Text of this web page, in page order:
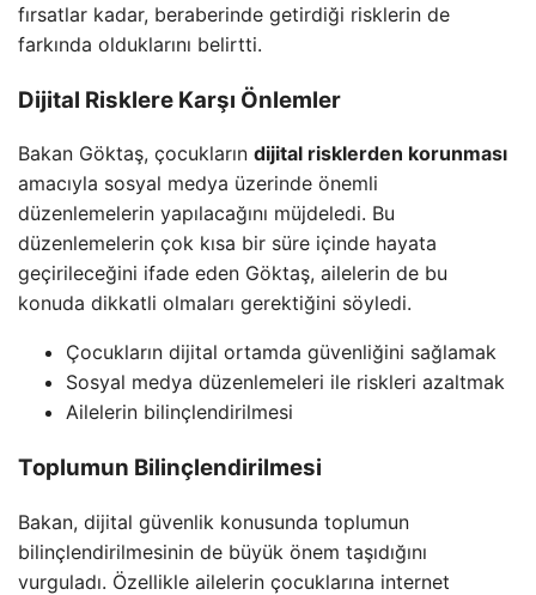
fırsatlar kadar, beraberinde getirdiği risklerin de
farkında olduklarını belirtti.
Dijital Risklere Karşı Önlemler
Bakan Göktaş, çocukların dijital risklerden korunması
amacıyla sosyal medya üzerinde önemli
düzenlemelerin yapılacağını müjdeledi. Bu
düzenlemelerin çok kısa bir süre içinde hayata
geçirileceğini ifade eden Göktaş, ailelerin de bu
konuda dikkatli olmaları gerektiğini söyledi.
Çocukların dijital ortamda güvenliğini sağlamak
Sosyal medya düzenlemeleri ile riskleri azaltmak
Ailelerin bilinçlendirilmesi
Toplumun Bilinçlendirilmesi
Bakan, dijital güvenlik konusunda toplumun
bilinçlendirilmesinin de büyük önem taşıdığını
vurguladı. Özellikle ailelerin çocuklarına internet